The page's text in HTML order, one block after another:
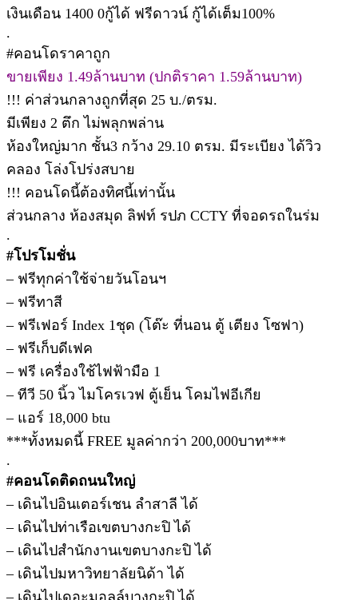
เงินเดือน 1400 0กู้ได้ ฟรีดาวน์ กู้ได้เต็ม100%
.
#คอนโดราคาถูก
ขายเพียง 1.49ล้านบาท (ปกติราคา 1.59ล้านบาท)
!!! ค่าส่วนกลางถูกที่สุด 25 บ./ตรม.
มีเพียง 2 ตึก ไม่พลุกพล่าน
ห้องใหญ่มาก ชั้น3 กว้าง 29.10 ตรม. มีระเบียง ได้วิว
คลอง โล่งโปร่งสบาย
!!! คอนโดนี้ต้องทิศนี้เท่านั้น
ส่วนกลาง ห้องสมุด ลิฟท์ รปภ CCTY ที่จอดรถในร่ม
.
#โปรโมชั่น
– ฟรีทุกค่าใช้จ่ายวันโอนฯ
– ฟรีทาสี
– ฟรีเฟอร์ Index 1ชุด (โต๊ะ ที่นอน ตู้ เตียง โซฟา)
– ฟรีเก็บดีเฟค
– ฟรี เครื่องใช้ไฟฟ้ามือ 1
– ทีวี 50 นิ้ว ไมโครเวฟ ตู้เย็น โคมไฟอีเกีย
– แอร์ 18,000 btu
***ทั้งหมดนี้ FREE มูลค่ากว่า 200,000บาท***
.
#คอนโดติดถนนใหญ่
– เดินไปอินเตอร์เชน ลำสาลี ได้
– เดินไปท่าเรือเขตบางกะปิ ได้
– เดินไปสำนักงานเขตบางกะปิ ได้
– เดินไปมหาวิทยาลัยนิด้า ได้